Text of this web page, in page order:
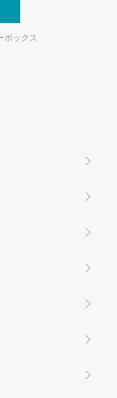
ボックス